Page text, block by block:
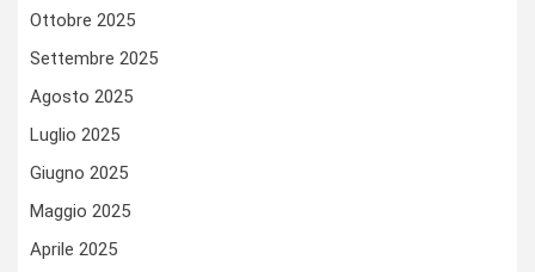
Ottobre 2025
Settembre 2025
Agosto 2025
Luglio 2025
Giugno 2025
Maggio 2025
Aprile 2025